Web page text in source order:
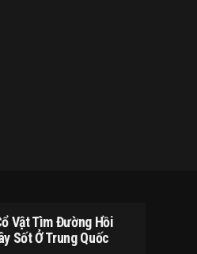
Vật Tìm Đường Hồi
Sốt Ở Trung Quốc